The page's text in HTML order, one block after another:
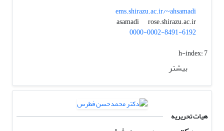
ems.shirazu.ac.ir/~ahsamadi
asamadi
rose.shirazu.ac.ir
0000-0002-8491-6192
h-index:7
بیشتر
هیات تحریریه